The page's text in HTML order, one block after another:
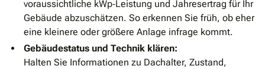
voraussichtliche kWp‐Leistung und Jahresertrag für Ihr
Gebäude abzuschätzen. So erkennen Sie früh, ob eher
eine kleinere oder größere Anlage infrage kommt.
Gebäudestatus und Technik klären:
Halten Sie Informationen zu Dachalter, Zustand,